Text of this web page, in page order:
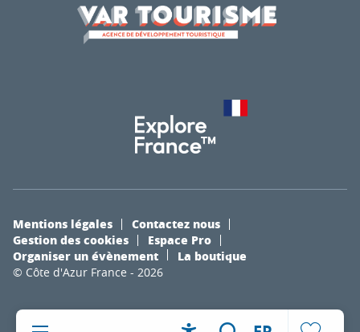
© Côte d'Azur France - 2026
Mentions légales
Contactez nous
Gestion des cookies
Espace Pro
Organiser un évènement
La boutique